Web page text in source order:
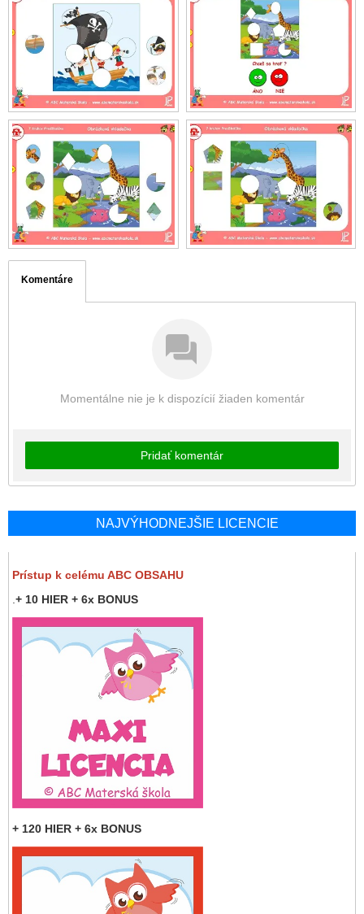
NAJVÝHODNEJŠIE LICENCIE
Prístup k celému ABC OBSAHU
+ 10 HIER + 6x BONUS
+ 120 HIER + 6x BONUS
Komentáre
Momentálne nie je k dispozícií žiaden komentár
Pridať komentár